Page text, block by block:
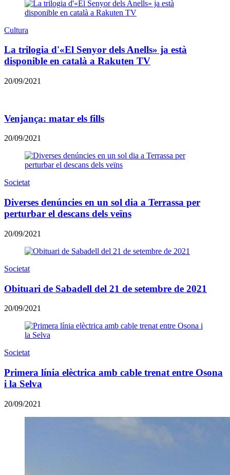
Cultura
La trilogia d'«El Senyor dels Anells» ja està
disponible en català a Rakuten TV
20/09/2021
​Venjança: matar els fills
20/09/2021
Societat
Diverses denúncies en un sol dia a Terrassa per
perturbar el descans dels veïns
20/09/2021
Societat
Obituari de Sabadell del 21 de setembre de 2021
20/09/2021
Societat
Primera línia elèctrica amb cable trenat entre Osona
i la Selva
20/09/2021